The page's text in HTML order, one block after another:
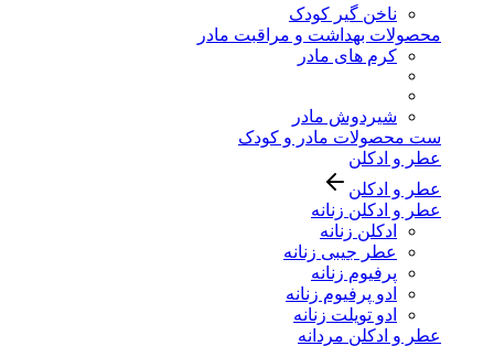
ناخن گیر کودک
محصولات بهداشت و مراقبت مادر
کرم های مادر
شیردوش مادر
ست محصولات مادر و کودک
عطر و ادکلن
عطر و ادکلن
عطر و ادکلن زنانه
ادکلن زنانه
عطر جیبی زنانه
پرفیوم زنانه
ادو پرفیوم زنانه
ادو تویلت زنانه
عطر و ادکلن مردانه